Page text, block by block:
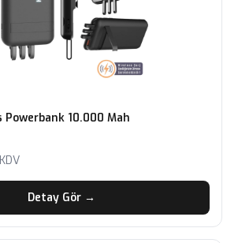
Powerbank 10.000 Mah
Detay Gör →